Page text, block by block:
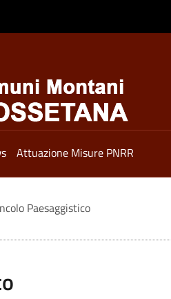
Attuazione Misure PNRR
Paesaggistico